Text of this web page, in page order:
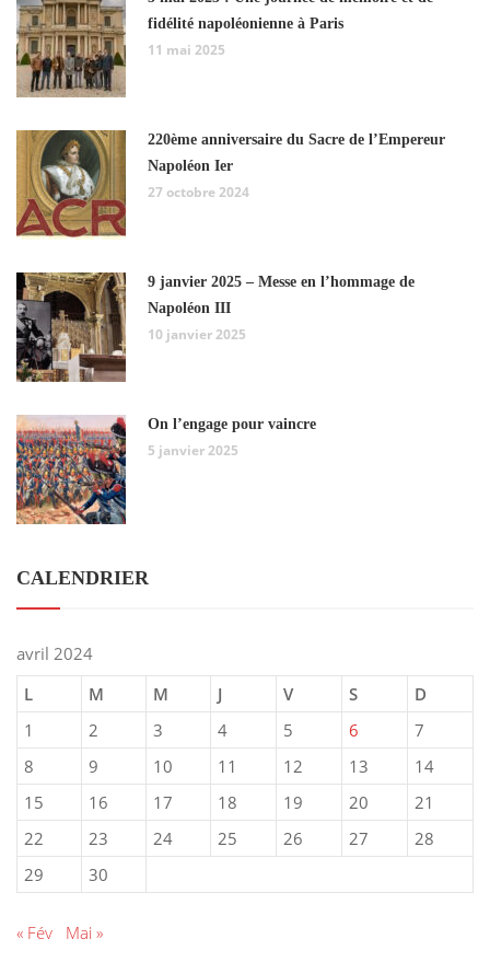
fidélité napoléonienne à Paris
11 mai 2025
220ème anniversaire du Sacre de l’Empereur
Napoléon Ier
27 octobre 2024
9 janvier 2025 – Messe en l’hommage de
Napoléon III
10 janvier 2025
On l’engage pour vaincre
5 janvier 2025
CALENDRIER
avril 2024
L
M M J V S
D
1
2 3 4 5 6
7
8
9 10 11 12 13
14
15
16 17 18 19 20
21
22
23 24 25 26 27
28
29
30
« Fév Mai »